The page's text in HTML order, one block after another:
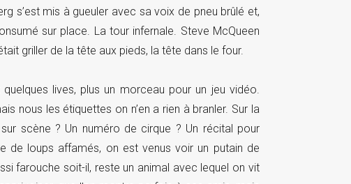
s’est mis à gueuler avec sa voix de pneu brûlé et,
sur place. La tour infernale. Steve McQueen
griller de la tête aux pieds, la tête dans le four.
lives, plus un morceau pour un jeu vidéo.
nous les étiquettes on n’en a rien à branler. Sur la
scène ? Un numéro de cirque ? Un récital pour
de loups affamés, on est venus voir un putain de
farouche soit-il, reste un animal avec lequel on vit